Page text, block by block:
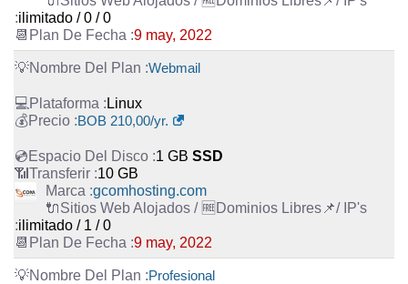
ilimitado / 0 / 0
9 may, 2022
Webmail
Linux
BOB 210,00/yr.
1 GB SSD
10 GB
gcomhosting.com
ilimitado / 1 / 0
9 may, 2022
Profesional